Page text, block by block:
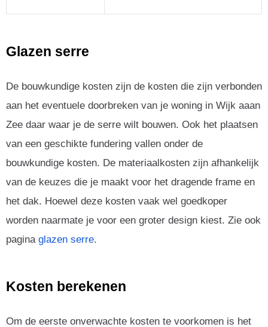
Glazen serre
De bouwkundige kosten zijn de kosten die zijn verbonden
aan het eventuele doorbreken van je woning in Wijk aaan
Zee daar waar je de serre wilt bouwen. Ook het plaatsen
van een geschikte fundering vallen onder de
bouwkundige kosten. De materiaalkosten zijn afhankelijk
van de keuzes die je maakt voor het dragende frame en
het dak. Hoewel deze kosten vaak wel goedkoper
worden naarmate je voor een groter design kiest. Zie ook
pagina glazen serre.
Kosten berekenen
Om de eerste onverwachte kosten te voorkomen is het